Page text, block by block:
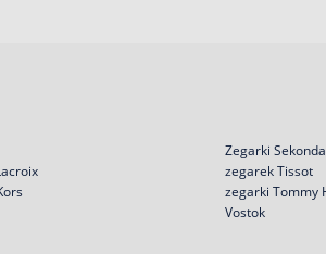
Zegarki Sekonda
zegarek Tissot
zegarki Tommy
Vostok